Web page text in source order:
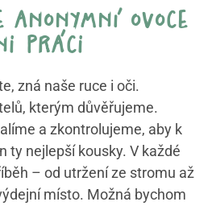
anonymní ovoce
práci
zná naše ruce i oči.
kterým důvěřujeme.
a zkontrolujeme, aby k
ty nejlepší kousky. V každé
– od utržení ze stromu až
místo. Možná bychom